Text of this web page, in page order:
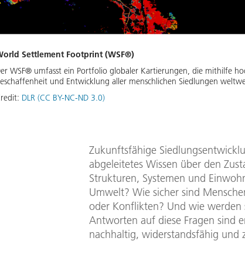
Settlement Footprint (WSF®)
WSF® umfasst ein Portfolio globaler Kartierungen, die mithilfe
und Entwicklung aller menschlichen Siedlungen
DLR (CC BY-NC-ND 3.0)
Zukunftsfähige
abgeleitetes Wissen über den
Strukturen, Systemen und
Umwelt? Wie sicher sind
oder Konflikten? Und wie werden
Antworten auf diese Fragen sind
nachhaltig, widerstandsfähig und